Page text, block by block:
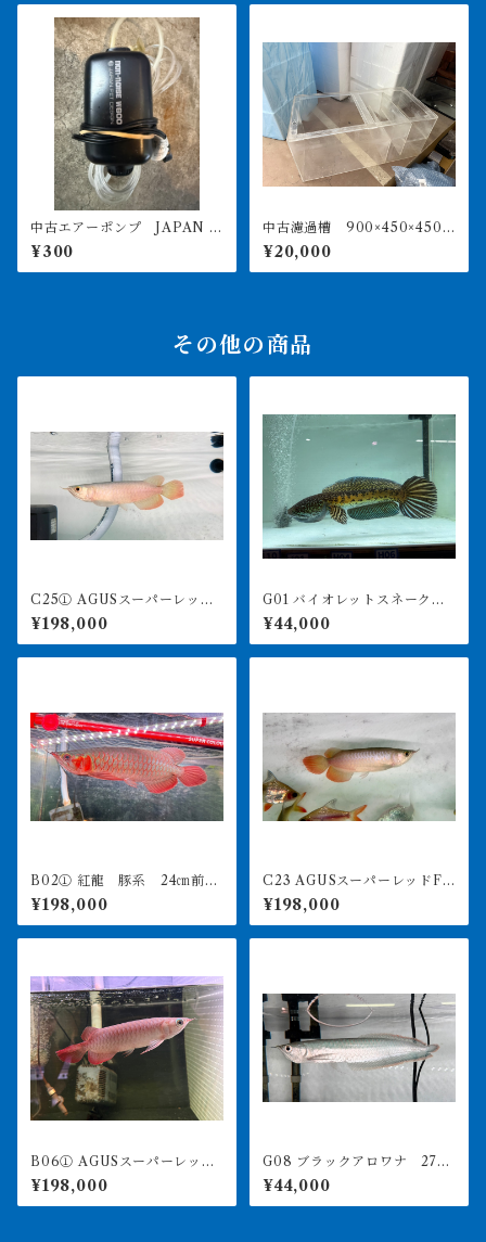
中古エアーポンプ JAPAN P
¥300
中古濾過槽 900×450×450
店頭引取のみ
¥20,000
その他の商品
C25① AGUSスーパーレッド
F4 18㎝前後 PT.ARWANA
LESTARI アジアアロワナ 紅
龍 260-005125
¥198,000
G01 バイオレットスネークヘ
ッド 32㎝前後 ハイフィ
ン ビッグテール
¥44,000
B02① 紅龍 豚系 24㎝前
後 アジアアロワナ 250-00
6272
¥198,000
C23 AGUSスーパーレッドF4
19㎝前後 PT.ARWANA LE
STARI アジアアロワナ 紅
龍 260-005131
¥198,000
B06① AGUSスーパーレッド
F4 17㎝前後 PT.ARWANA
LESTARI アジアアロワナ 紅
龍 260-005127
¥198,000
G08 ブラックアロワナ 27㎝
前後 人工飼料食べます
¥44,000